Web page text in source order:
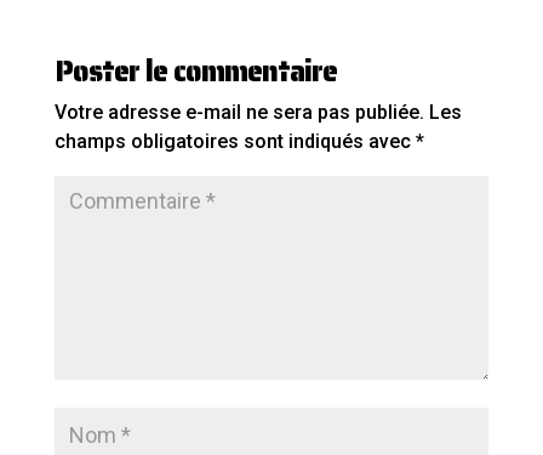
Poster le commentaire
Votre adresse e-mail ne sera pas publiée. Les
champs obligatoires sont indiqués avec *